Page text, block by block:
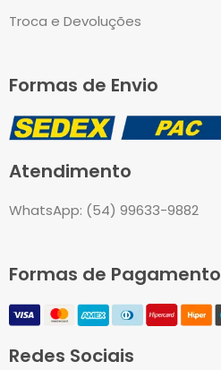
Troca e Devoluções
Formas de Envio
Atendimento
WhatsApp: (54) 99633-9882
Formas de Pagamento
Redes Sociais